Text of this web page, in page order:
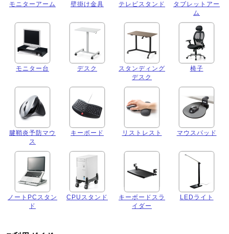
モニターアーム 壁掛け金具 テレビスタンド
タブレットアー
ム
モニター台 デスク
スタンディング
デスク
椅子
腱鞘炎予防マウ
ス
キーボード リストレスト マウスパッド
ノートPCスタン
ド
CPUスタンド
キーボードスラ
イダー
LEDライト